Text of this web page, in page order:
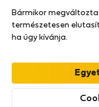
StayProtection
Az Ön
tartalmazza a
Ágynemű nem
Bármikor
természetesen
ha úgy kívánja.